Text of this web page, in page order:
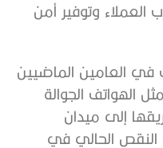
وتوفير أمن
في العامين الماضيين
الهواتف الجوالة
إلى ميدان
النقص الحالي في